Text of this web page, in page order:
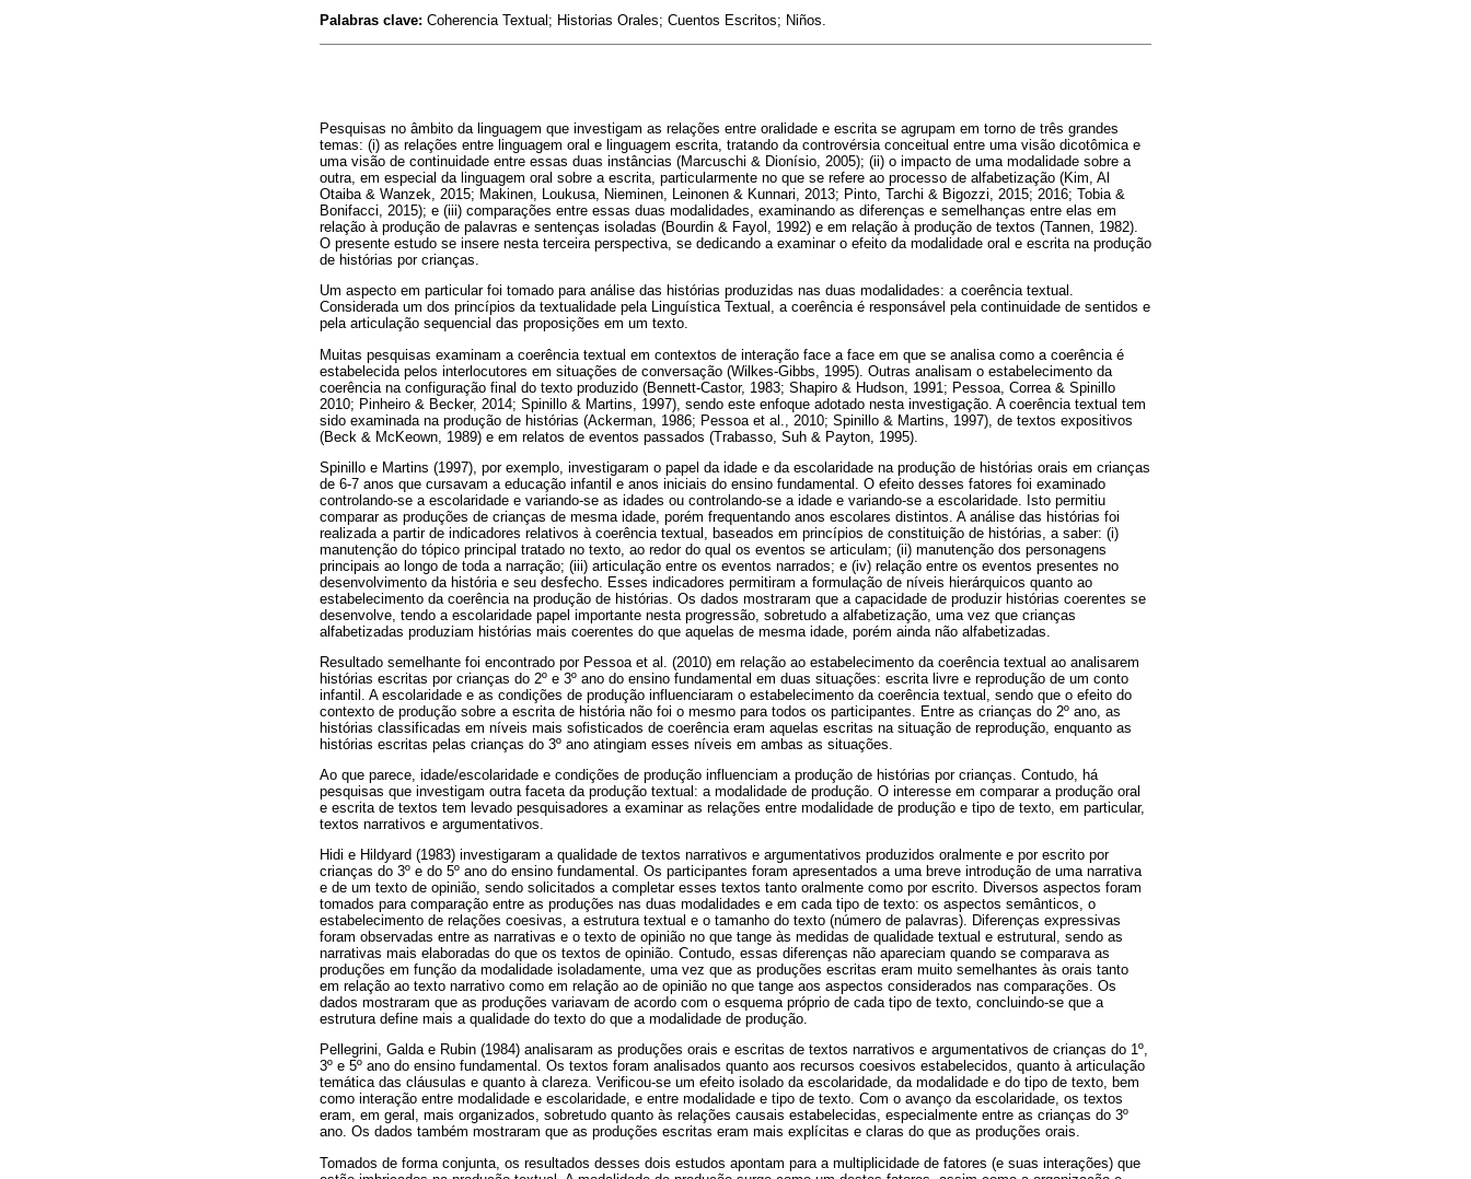
Palabras clave: Coherencia Textual; Historias Orales; Cuentos Escritos; Niños.
Pesquisas no âmbito da linguagem que investigam as relações entre oralidade e escrita se agrupam em torno de três grandes
temas: (i) as relações entre linguagem oral e linguagem escrita, tratando da controvérsia conceitual entre uma visão dicotômica e
uma visão de continuidade entre essas duas instâncias (Marcuschi & Dionísio, 2005); (ii) o impacto de uma modalidade sobre a
outra, em especial da linguagem oral sobre a escrita, particularmente no que se refere ao processo de alfabetização (Kim, Al
Otaiba & Wanzek, 2015; Makinen, Loukusa, Nieminen, Leinonen & Kunnari, 2013; Pinto, Tarchi & Bigozzi, 2015; 2016; Tobia &
Bonifacci, 2015); e (iii) comparações entre essas duas modalidades, examinando as diferenças e semelhanças entre elas em
relação à produção de palavras e sentenças isoladas (Bourdin & Fayol, 1992) e em relação à produção de textos (Tannen, 1982).
O presente estudo se insere nesta terceira perspectiva, se dedicando a examinar o efeito da modalidade oral e escrita na produção
de histórias por crianças.
Um aspecto em particular foi tomado para análise das histórias produzidas nas duas modalidades: a coerência textual.
Considerada um dos princípios da textualidade pela Linguística Textual, a coerência é responsável pela continuidade de sentidos e
pela articulação sequencial das proposições em um texto.
Muitas pesquisas examinam a coerência textual em contextos de interação face a face em que se analisa como a coerência é
estabelecida pelos interlocutores em situações de conversação (Wilkes-Gibbs, 1995). Outras analisam o estabelecimento da
coerência na configuração final do texto produzido (Bennett-Castor, 1983; Shapiro & Hudson, 1991; Pessoa, Correa & Spinillo
2010; Pinheiro & Becker, 2014; Spinillo & Martins, 1997), sendo este enfoque adotado nesta investigação. A coerência textual tem
sido examinada na produção de histórias (Ackerman, 1986; Pessoa et al., 2010; Spinillo & Martins, 1997), de textos expositivos
(Beck & McKeown, 1989) e em relatos de eventos passados (Trabasso, Suh & Payton, 1995).
Spinillo e Martins (1997), por exemplo, investigaram o papel da idade e da escolaridade na produção de histórias orais em crianças
de 6-7 anos que cursavam a educação infantil e anos iniciais do ensino fundamental. O efeito desses fatores foi examinado
controlando-se a escolaridade e variando-se as idades ou controlando-se a idade e variando-se a escolaridade. Isto permitiu
comparar as produções de crianças de mesma idade, porém frequentando anos escolares distintos. A análise das histórias foi
realizada a partir de indicadores relativos à coerência textual, baseados em princípios de constituição de histórias, a saber: (i)
manutenção do tópico principal tratado no texto, ao redor do qual os eventos se articulam; (ii) manutenção dos personagens
principais ao longo de toda a narração; (iii) articulação entre os eventos narrados; e (iv) relação entre os eventos presentes no
desenvolvimento da história e seu desfecho. Esses indicadores permitiram a formulação de níveis hierárquicos quanto ao
estabelecimento da coerência na produção de histórias. Os dados mostraram que a capacidade de produzir histórias coerentes se
desenvolve, tendo a escolaridade papel importante nesta progressão, sobretudo a alfabetização, uma vez que crianças
alfabetizadas produziam histórias mais coerentes do que aquelas de mesma idade, porém ainda não alfabetizadas.
Resultado semelhante foi encontrado por Pessoa et al. (2010) em relação ao estabelecimento da coerência textual ao analisarem
histórias escritas por crianças do 2º e 3º ano do ensino fundamental em duas situações: escrita livre e reprodução de um conto
infantil. A escolaridade e as condições de produção influenciaram o estabelecimento da coerência textual, sendo que o efeito do
contexto de produção sobre a escrita de história não foi o mesmo para todos os participantes. Entre as crianças do 2º ano, as
histórias classificadas em níveis mais sofisticados de coerência eram aquelas escritas na situação de reprodução, enquanto as
histórias escritas pelas crianças do 3º ano atingiam esses níveis em ambas as situações.
Ao que parece, idade/escolaridade e condições de produção influenciam a produção de histórias por crianças. Contudo, há
pesquisas que investigam outra faceta da produção textual: a modalidade de produção. O interesse em comparar a produção oral
e escrita de textos tem levado pesquisadores a examinar as relações entre modalidade de produção e tipo de texto, em particular,
textos narrativos e argumentativos.
Hidi e Hildyard (1983) investigaram a qualidade de textos narrativos e argumentativos produzidos oralmente e por escrito por
crianças do 3º e do 5º ano do ensino fundamental. Os participantes foram apresentados a uma breve introdução de uma narrativa
e de um texto de opinião, sendo solicitados a completar esses textos tanto oralmente como por escrito. Diversos aspectos foram
tomados para comparação entre as produções nas duas modalidades e em cada tipo de texto: os aspectos semânticos, o
estabelecimento de relações coesivas, a estrutura textual e o tamanho do texto (número de palavras). Diferenças expressivas
foram observadas entre as narrativas e o texto de opinião no que tange às medidas de qualidade textual e estrutural, sendo as
narrativas mais elaboradas do que os textos de opinião. Contudo, essas diferenças não apareciam quando se comparava as
produções em função da modalidade isoladamente, uma vez que as produções escritas eram muito semelhantes às orais tanto
em relação ao texto narrativo como em relação ao de opinião no que tange aos aspectos considerados nas comparações. Os
dados mostraram que as produções variavam de acordo com o esquema próprio de cada tipo de texto, concluindo-se que a
estrutura define mais a qualidade do texto do que a modalidade de produção.
Pellegrini, Galda e Rubin (1984) analisaram as produções orais e escritas de textos narrativos e argumentativos de crianças do 1º,
3º e 5º ano do ensino fundamental. Os textos foram analisados quanto aos recursos coesivos estabelecidos, quanto à articulação
temática das cláusulas e quanto à clareza. Verificou-se um efeito isolado da escolaridade, da modalidade e do tipo de texto, bem
como interação entre modalidade e escolaridade, e entre modalidade e tipo de texto. Com o avanço da escolaridade, os textos
eram, em geral, mais organizados, sobretudo quanto às relações causais estabelecidas, especialmente entre as crianças do 3º
ano. Os dados também mostraram que as produções escritas eram mais explícitas e claras do que as produções orais.
Tomados de forma conjunta, os resultados desses dois estudos apontam para a multiplicidade de fatores (e suas interações) que